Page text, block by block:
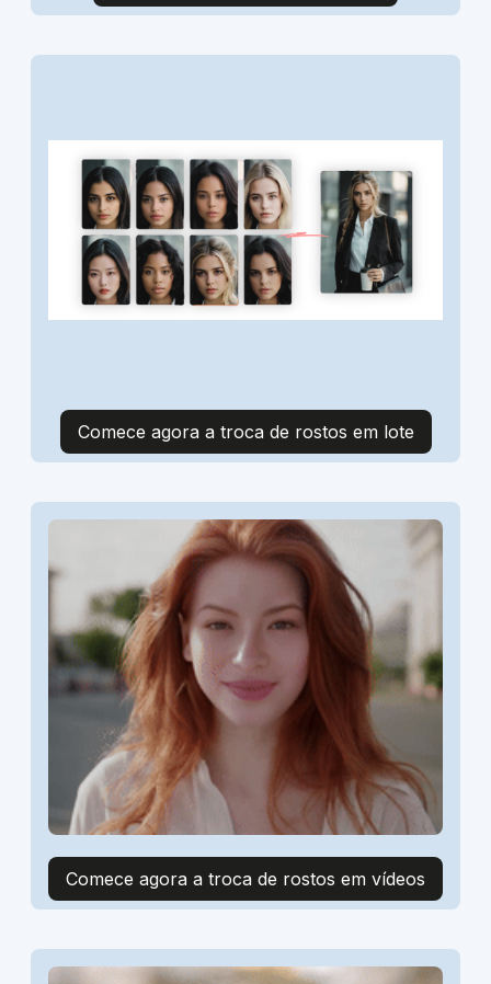
Comece agora a troca de rostos em lote
Comece agora a troca de rostos em vídeos